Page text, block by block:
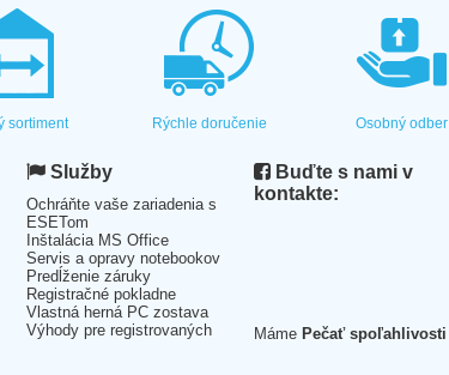
sortiment Rýchle doručenie Osobný odber
Služby
Ochráňte vaše zariadenia s
ESETom
Inštalácia MS Office
Servis a opravy notebookov
Predĺženie záruky
Registračné pokladne
Vlastná herná PC zostava
Výhody pre registrovaných
Buďte s nami v
kontakte:
Máme Pečať spoľahlivosti